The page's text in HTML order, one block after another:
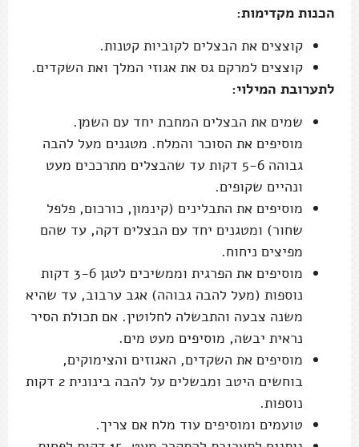
הכנות מקדימות:
קוצצים את הבצלים לקוביות קטנות.
קוצצים למרקם גס את אגוזי המלך ואת השקדים.
לתערובת המילוי:
שמים את הבצלים המחבת יחד עם השמן.
מוסיפים את הסוכר והמלח. מטגנים מעל להבה
גבוהה 5-6 דקות עד שהבצלים מתרככים מעט
ונהיים שקופים.
מוסיפים את התבלינים (קינמון, כורכום, פלפל
שחור) ומטגנים יחד עם הבצלים דקה, עד שהם
מפיצים ניחוח.
מוסיפים את הפרגית וממשיכים לטגן 3-6 דקות
נוספות (מעל להבה גבוהה) אגב ערבוב, עד שהיא
משנה צבעה והתבשלה לחלוטין. אם תכולת הסיר
נראית יבשה, מוסיפים מעט מים.
מוסיפים את השקדים, האגוזים והצימוקים,
בוחשים היטב ומבשלים על להבה בינונית 2 דקות
נוספות.
טועמים ומוסיפים עוד מלח אם צריך.